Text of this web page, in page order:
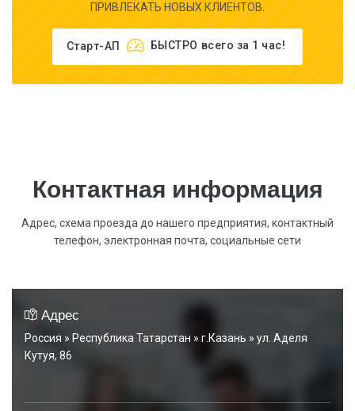
ПРИВЛЕКАТЬ НОВЫХ КЛИЕНТОВ.
Старт-АП БЫСТРО всего за 1 час!
Контактная информация
Адрес, схема проезда до нашего предприятия, контактный
телефон, электронная почта, социальные сети
Адрес
Россия » Республика Татарстан » г.Казань » ул. Аделя
Кутуя, 86